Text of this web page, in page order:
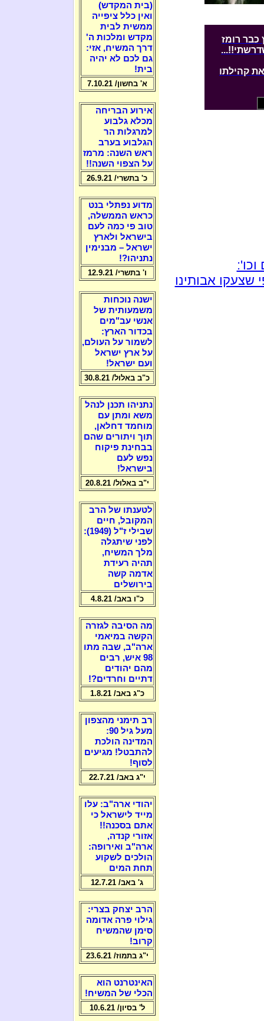
כבר רומז
קהילתו
אבותינו
(בית המקדש)
ואין כלל ציפייה
ממשית לבית
מקדש ומלכות ה'
דרך המשיח, אזי:
גם לכם לא יהיה
בית!
א' בחשון/ 7.10.21
אירוע הבריחה
מכלא גלבוע
למרגלות הר
הגלבוע בערב
ראש השנה: מרמז
על הצפוי השנה!!
כ' בתשרי/ 26.9.21
מדוע נפתלי בנט
כראש הממשלה,
טוב פי כמה לעם
בישראל ולארץ
ישראל – מבנימין
נתניהו?!
ו' בתשרי/ 12.9.21
ישנה נוכחות
משמעותית של
אנשי עב"מים
בכדור הארץ:
לשמור על העולם,
על ארץ ישראל
ועם ישראל!
כ"ב באלול/ 30.8.21
נתניהו תכנן לנהל
משא ומתן עם
מוחמד דחלאן,
תוך ויתורים שהם
בבחינת פיקוח
נפש לעם
בישראל!
י"ב באלול/ 20.8.21
לטענתו של הרב
המקובל, חיים
שבילי ז"ל (1949):
לפני שיתגלה
מלך המשיח,
תהיה רעידת
אדמה קשה
בירושלים
כ"ו באב/ 4.8.21
מה הסיבה לגזרה
הקשה במיאמי
ארה"ב, שבה מתו
98 איש, רבים
מהם יהודים
דתיים וחרדים?!
כ"ג באב/ 1.8.21
רב תימני מהצפון
מעל גיל 90:
המדינה הולכת
להתבטל! מגיעים
לסוף!
י"ג באב/ 22.7.21
יהודי ארה"ב: עלו
מייד לישראל כי
אתם בסכנה!!
אזורי קנדה,
ארה"ב ואירופה:
הולכים לשקוע
תחת המים
ג' באב/ 12.7.21
הרב יצחק בצרי:
גילוי פרה אדומה
סימן שהמשיח
קרוב!
י"ג בתמוז/ 23.6.21
האינטרנט הוא
הכלי של המשיח!
ל' בסיון/ 10.6.21